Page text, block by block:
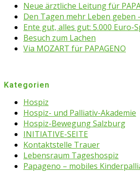
Neue ärztliche Leitung für
Den Tagen mehr Leben
Ente gut, alles gut: 5.000
Besuch zum Lachen
Via MOZART für PAPAGENO
Kategorien
Hospiz
Hospiz- und Palliativ-Akademie
Hospiz-Bewegung Salzburg
INITIATIVE-SEITE
Kontaktstelle Trauer
Lebensraum Tageshospiz
Papageno – mobiles